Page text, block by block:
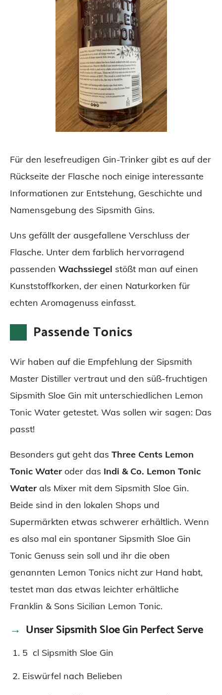
Für den lesefreudigen Gin-Trinker gibt es auf der
Rückseite der Flasche noch einige interessante
Informationen zur Entstehung, Geschichte und
Namensgebung des Sipsmith Gins.
Uns gefällt der ausgefallene Verschluss der
Flasche. Unter dem farblich hervorragend
passenden Wachssiegel stößt man auf einen
Kunststoffkorken, der einen Naturkorken für
echten Aromagenuss einfasst.
Passende Tonics
Wir haben auf die Empfehlung der Sipsmith
Master Distiller vertraut und den süß-fruchtigen
Sipsmith Sloe Gin mit unterschiedlichen Lemon
Tonic Water getestet. Was sollen wir sagen: Das
passt!
Besonders gut geht das Three Cents Lemon
Tonic Water oder das Indi & Co. Lemon Tonic
Water als Mixer mit dem Sipsmith Sloe Gin.
Beide sind in den lokalen Shops und
Supermärkten etwas schwerer erhältlich. Wenn
es also mal ein spontaner Sipsmith Sloe Gin
Tonic Genuss sein soll und ihr die oben
genannten Lemon Tonics nicht zur Hand habt,
testet man das etwas leichter erhältliche
Franklin & Sons Sicilian Lemon Tonic.
Unser Sipsmith Sloe Gin Perfect Serve
5 cl Sipsmith Sloe Gin
Eiswürfel nach Belieben